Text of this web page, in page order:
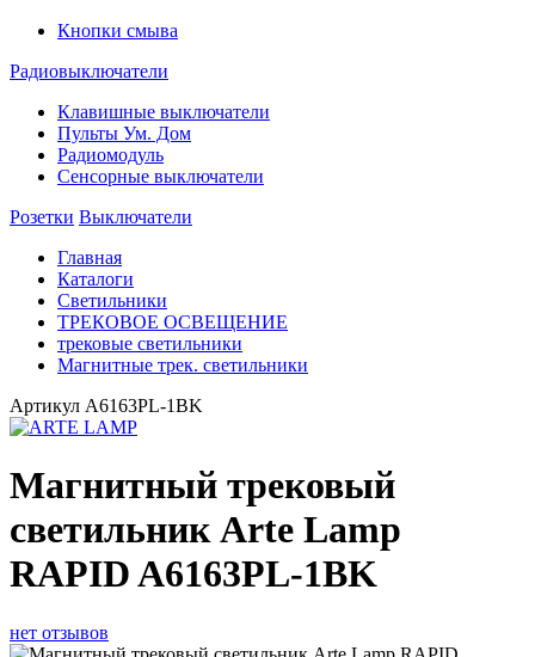
Кнопки смыва
Радиовыключатели
Клавишные выключатели
Пульты Ум. Дом
Радиомодуль
Сенсорные выключатели
Розетки Выключатели
Главная
Каталоги
Светильники
ТРЕКОВОЕ ОСВЕЩЕНИЕ
трековые светильники
Магнитные трек. светильники
Артикул A6163PL-1BK
Магнитный трековый
светильник Arte Lamp
RAPID A6163PL-1BK
нет отзывов